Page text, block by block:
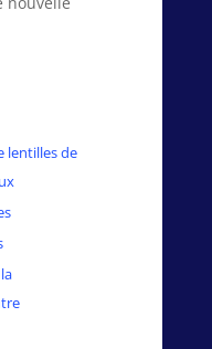
lentilles de